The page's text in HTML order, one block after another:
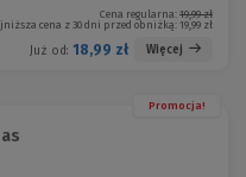
Cena regularna: 19,99 zł
cena z 30 dni przed obniżką:19,99 zł
Już od: 18,99 zł Więcej
Promocja!